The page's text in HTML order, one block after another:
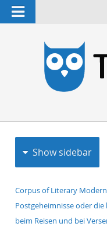
Navigation
Show sidebar
Corpus of Literary
Postgeheimnisse oder
beim Reisen und bei